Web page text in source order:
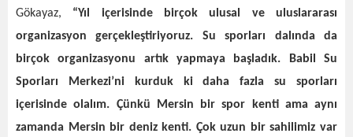
Gökayaz, “Yıl içerisinde birçok ulusal ve uluslararası
organizasyon gerçekleştiriyoruz. Su sporları dalında da
birçok organizasyonu artık yapmaya başladık. Babil Su
Sporları Merkezi’ni kurduk ki daha fazla su sporları
içerisinde olalım. Çünkü Mersin bir spor kenti ama aynı
zamanda Mersin bir deniz kenti. Çok uzun bir sahilimiz var